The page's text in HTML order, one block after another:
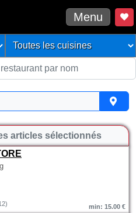
Menu
articles sélectionnés
min: 15.00 €